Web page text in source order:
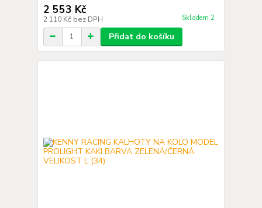
2 553 Kč
2 110 Kč bez DPH Skladem 2
Přidat do košíku